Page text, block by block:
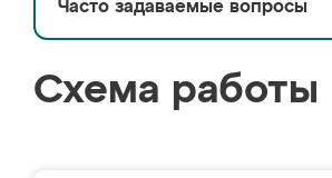
Часто задаваемые вопросы
Схема работы